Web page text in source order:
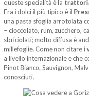
queste specialità è la
Fra i dolci il più tipico è il
una pasta sfoglia arrotolata
– cioccolato, rum, zucchero,
sbriciolati; molto diffusa è
millefoglie. Come non citare i
a livello internazionale e che
Pinot Bianco, Sauvignon,
conosciuti.